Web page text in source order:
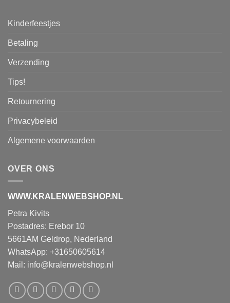
Kinderfeestjes
Betaling
Verzending
Tips!
Retournering
Privacybeleid
Algemene voorwaarden
OVER ONS
WWW.KRALENWEBSHOP.NL
Petra Kivits
Postadres: Erebor 10
5661AM Geldrop, Nederland
WhatsApp: +31650605614
Mail: info@kralenwebshop.nl